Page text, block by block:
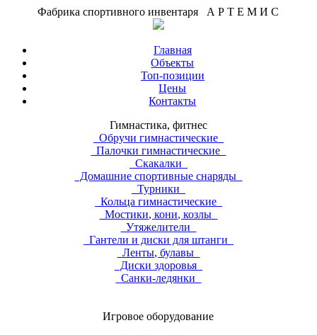
Фабрика спортивного инвентаря А Р Т Е М И С
Главная
Объекты
Топ-позиции
Цены
Контакты
Гимнастика, фитнес
Обручи гимнастические
Палочки гимнастические
Скакалки
Домашние спортивные снаряды
Турники
Кольца гимнастические
Мостики, кони, козлы
Утяжелители
Гантели и диски для штанги
Ленты, булавы
Диски здоровья
Санки-ледянки
Игровое оборудование